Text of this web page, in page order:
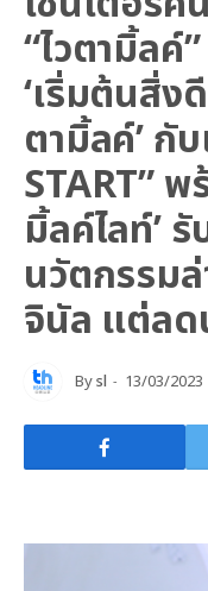
“ไวตามิ้ล
‘เริ่มต้นสิ่ง
ตามิ้ลค์’ กั
START” พ
มิ้ลค์ไลท์’
นวัตกรรม
จินัล แต่ลด
Bysl 13/03/2023